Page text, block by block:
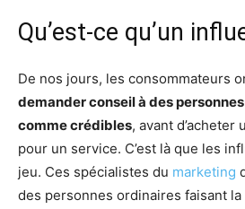
Qu’est-ce qu’un
De nos jours, les consommateurs
demander conseil à des
comme crédibles, avant
pour un service. C’est là que les
jeu. Ces spécialistes du marketing
des personnes ordinaires faisant